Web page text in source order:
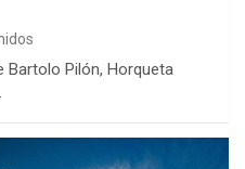
Bartolo Pilón, Horqueta